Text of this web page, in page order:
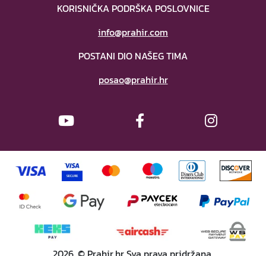
KORISNIČKA PODRŠKA POSLOVNICE
info@prahir.com
POSTANI DIO NAŠEG TIMA
posao@prahir.hr